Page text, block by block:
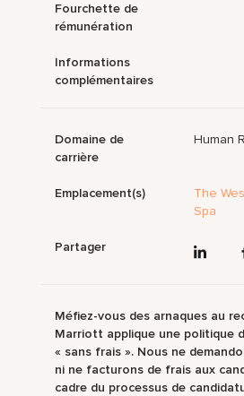
Fourchette de
rémunération
Informations
complémentaires
Domaine de
carrière
Human
Emplacement(s)
The
Spa
Partager
Méfiez-vous des arnaques au
Marriott applique une politique
« sans frais ». Nous ne
ni ne facturons de frais aux
cadre du processus de